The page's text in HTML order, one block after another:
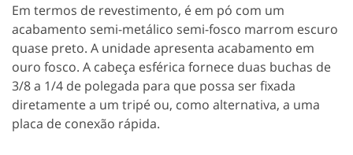
Em termos de revestimento, é em pó com um
acabamento semi-metálico semi-fosco marrom escuro
quase preto. A unidade apresenta acabamento em
ouro fosco. A cabeça esférica fornece duas buchas de
3/8 a 1/4 de polegada para que possa ser fixada
diretamente a um tripé ou, como alternativa, a uma
placa de conexão rápida.